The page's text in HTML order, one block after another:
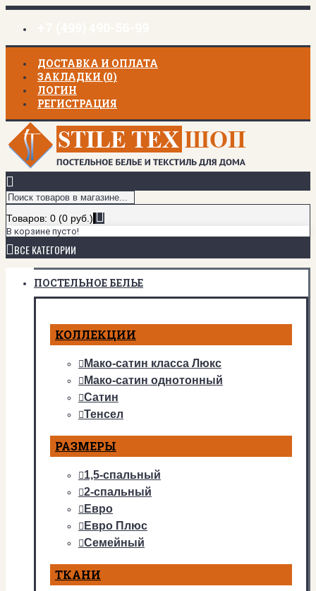
ДОСТАВКА И ОПЛАТА
ЗАКЛАДКИ (0)
ЛОГИН
РЕГИСТРАЦИЯ
Товаров: 0 (0 руб.)
В корзине пусто!
ВСЕ КАТЕГОРИИ
ПОСТЕЛЬНОЕ БЕЛЬЕ
КОЛЛЕКЦИИ
Мако-сатин класса Люкс
Мако-сатин однотонный
Сатин
Тенсел
РАЗМЕРЫ
1,5-спальный
2-спальный
Евро
Евро Плюс
Семейный
ТКАНИ